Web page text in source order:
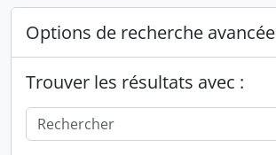
Options de recherche avancée
Trouver les résultats avec :